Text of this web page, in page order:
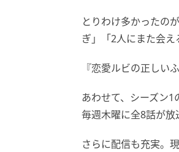
とりわけ多かったの
ぎ」「2人にまた会え
『恋愛ルビの正しい
あわせて、シーズン
毎週木曜に全8話が放
さらに配信も充実。